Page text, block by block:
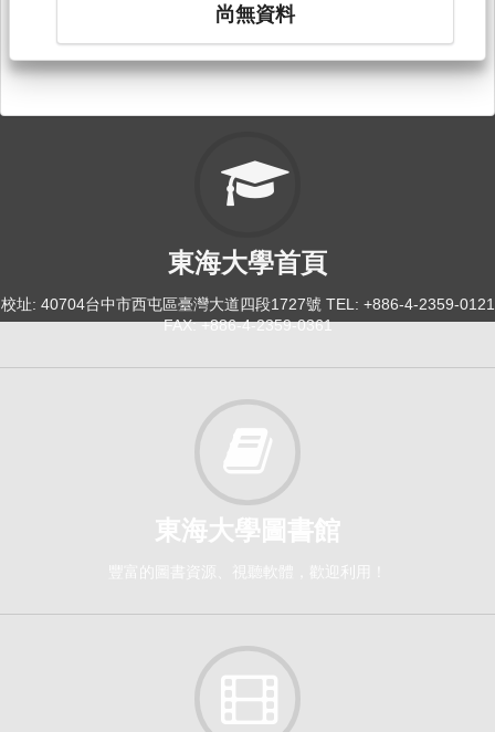
尚無資料
東海大學首頁
校址: 40704台中市西屯區臺灣大道四段1727號 TEL: +886-4-2359-0121
FAX: +886-4-2359-0361
東海大學圖書館
豐富的圖書資源、視聽軟體，歡迎利用！